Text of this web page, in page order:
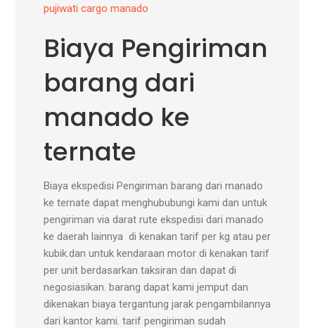
pujiwati cargo manado
Biaya Pengiriman
barang dari
manado ke
ternate
Biaya ekspedisi Pengiriman barang dari manado
ke ternate dapat menghububungi kami dan untuk
pengiriman via darat rute ekspedisi dari manado
ke daerah lainnya di kenakan tarif per kg atau per
kubik.dan untuk kendaraan motor di kenakan tarif
per unit berdasarkan taksiran dan dapat di
negosiasikan. barang dapat kami jemput dan
dikenakan biaya tergantung jarak pengambilannya
dari kantor kami. tarif pengiriman sudah